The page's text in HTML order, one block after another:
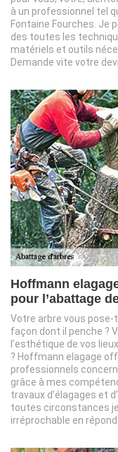
à un professionnel tel
Fontaine Fourches. Je
des toutes les
matériels et outils
Demande vite votre
Hoffmann
pour l’abattage
Votre arbre vous pose-
façon dont il penche ?
l’esthétique de vos
? Hoffmann elagage
professionnels
grâce à mes
travaux d’élagages et
toutes circonstances
irréprochable en